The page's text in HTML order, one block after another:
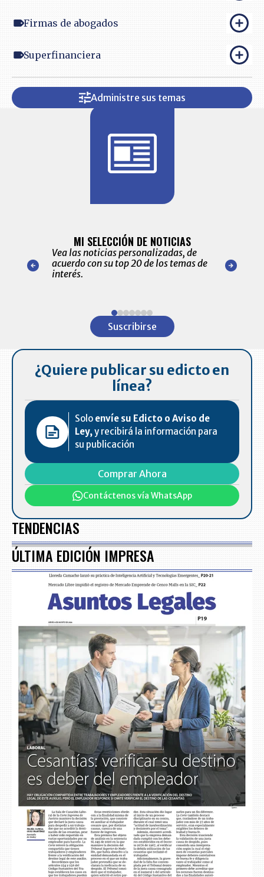
Firmas de abogados
Superfinanciera
Administre sus temas
nuestro
para
MI SELECCIÓN DE NOTICIAS
Vea las noticias personalizadas, de
acuerdo con su top 20 de los temas de
interés.
de las
Suscribirse
¿Quiere publicar su edicto en
línea?
Solo envíe su Edicto o Aviso de
Ley,y recibirá la información para
su publicación
Comprar Ahora
Contáctenos vía WhatsApp
TENDENCIAS
ÚLTIMA EDICIÓN IMPRESA